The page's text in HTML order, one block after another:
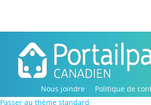
Nous joindre
Politique de
Passer au thème standard